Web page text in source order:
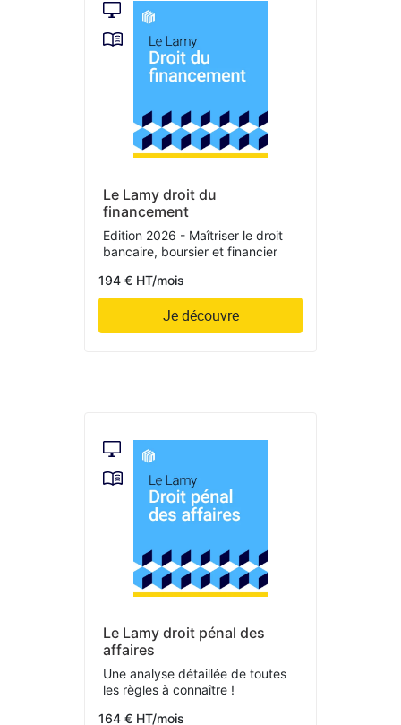
Le Lamy droit du
financement
Edition 2026 - Maîtriser le droit
bancaire, boursier et financier
194 € HT/mois
Je découvre
Le Lamy droit pénal des
affaires
Une analyse détaillée de toutes
les règles à connaître !
164 € HT/mois